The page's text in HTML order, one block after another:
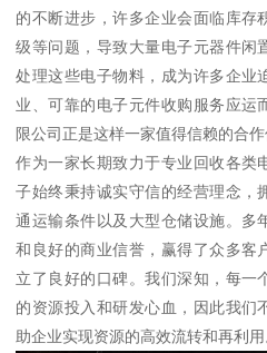
的不断进步，许多企业会面临库存
级等问题，导致大量电子元器件闲
处理这些电子物料，成为许多企业
业、可靠的电子元件收购服务应运
限公司正是这样一家值得信赖的合作
作为一家长期致力于专业回收各类
子始终秉持诚实守信的经营理念，
通运输条件以及大型仓储设施。多
和良好的商业信誉，赢得了众多客
立了良好的口碑。我们深知，每一
的资源投入和研发心血，因此我们
助企业实现资源的高效流转和再利用